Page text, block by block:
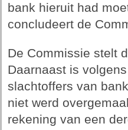
bank hieruit had
concludeert de
De Commissie stelt
Daarnaast is
slachtoffers van
niet werd
rekening van een